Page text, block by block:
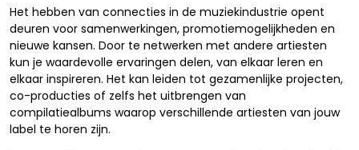
Het hebben van connecties in de muziekindustrie opent
deuren voor samenwerkingen, promotiemogelijkheden en
nieuwe kansen. Door te netwerken met andere artiesten
kun je waardevolle ervaringen delen, van elkaar leren en
elkaar inspireren. Het kan leiden tot gezamenlijke projecten,
co-producties of zelfs het uitbrengen van
compilatiealbums waarop verschillende artiesten van jouw
label te horen zijn.